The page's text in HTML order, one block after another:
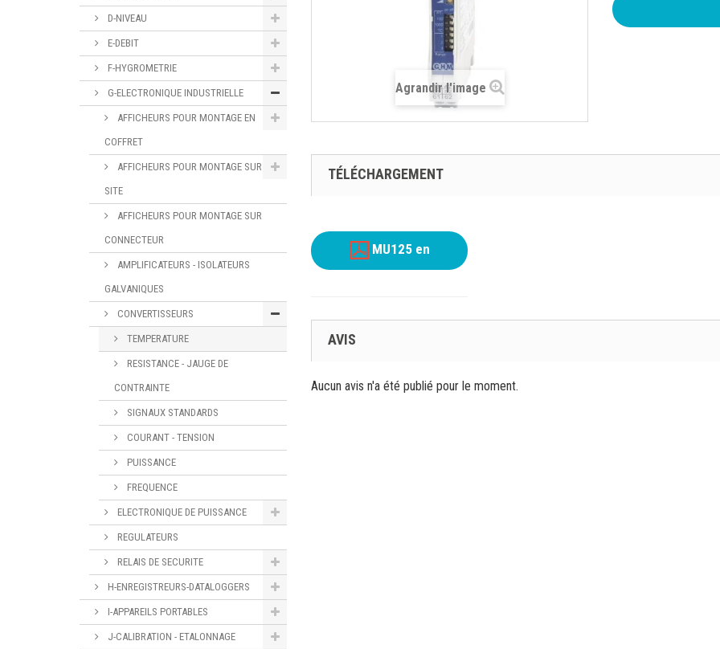
D-NIVEAU
E-DEBIT
F-HYGROMETRIE
G-ELECTRONIQUE INDUSTRIELLE
AFFICHEURS POUR MONTAGE EN
COFFRET
AFFICHEURS POUR MONTAGE SUR
SITE
AFFICHEURS POUR MONTAGE SUR
CONNECTEUR
AMPLIFICATEURS - ISOLATEURS
GALVANIQUES
CONVERTISSEURS
TEMPERATURE
RESISTANCE - JAUGE DE
CONTRAINTE
SIGNAUX STANDARDS
COURANT - TENSION
PUISSANCE
FREQUENCE
ELECTRONIQUE DE PUISSANCE
REGULATEURS
RELAIS DE SECURITE
H-ENREGISTREURS-DATALOGGERS
I-APPAREILS PORTABLES
J-CALIBRATION - ETALONNAGE
Agrandir l'image
TÉLÉCHARGEMENT
MU125 en
AVIS
Aucun avis n'a été publié pour le moment.